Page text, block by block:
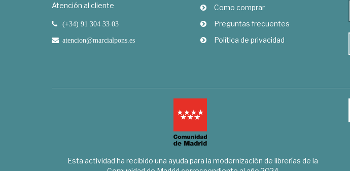
Atención al cliente
(+34) 91 304 33 03
atencion@marcialpons.es
Como comprar
Preguntas frecuentes
Política de privacidad
Esta actividad ha recibido una ayuda para la modernización de librerías de la